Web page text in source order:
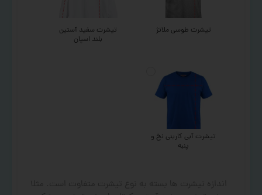
تیشرت طوسی ملانژ
تیشرت سفید آستین
بلند اسپان
تیشرت آبی کاربنی نخ و
پنبه